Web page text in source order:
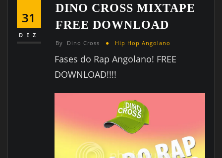
31
DEZ
DINO CROSS MIXTAPE
FREE DOWNLOAD
By Dino Cross Hip Hop Angolano
Fases do Rap Angolano! FREE
DOWNLOAD!!!!